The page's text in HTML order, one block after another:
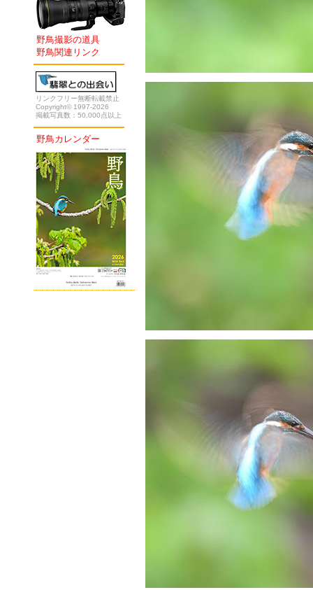
野鳥撮影の道具
野鳥関連リンク
リンクフリー無断転載禁止
Copyright© 1997-2026
掲載写真数：50,000点以上
野鳥カレンダー